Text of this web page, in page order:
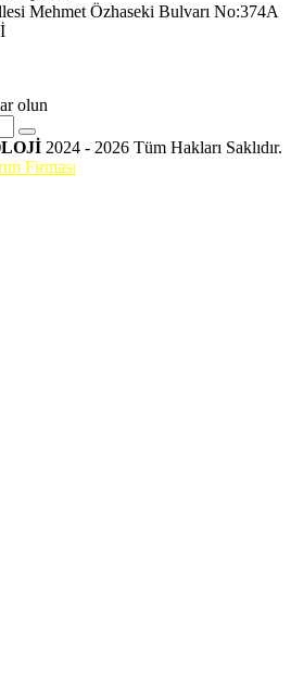
Mehmet Özhaseki Bulvarı No:374A
olun
2024 - 2026 Tüm Hakları Saklıdır.